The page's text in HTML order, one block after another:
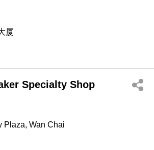
厦
Specialty Shop
Plaza, Wan Chai